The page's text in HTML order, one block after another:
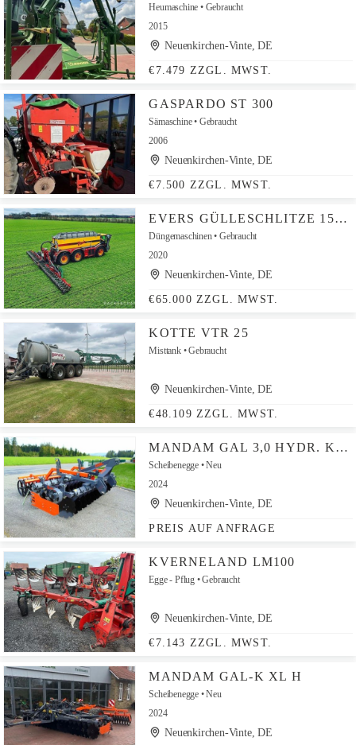
Heumaschine
Gebraucht
2015
Neuenkirchen-Vinte, DE
€7.479 ZZGL. MWST.
GASPARDO ST 300
Sämaschine
Gebraucht
2006
Neuenkirchen-Vinte, DE
€7.500 ZZGL. MWST.
EVERS GÜLLESCHLITZE 15MTR DUODISC 415-15-18.75
Düngemaschinen
Gebraucht
2020
Neuenkirchen-Vinte, DE
€65.000 ZZGL. MWST.
KOTTE VTR 25
Misttank Gebraucht
Neuenkirchen-Vinte, DE
€48.109 ZZGL. MWST.
MANDAM GAL 3,0 HYDR. KLAPPUNG DER RADSCHEIBE UND PLANKE
Scheibenegge
Neu
2024
Neuenkirchen-Vinte, DE
PREIS AUF ANFRAGE
KVERNELAND LM100
Egge - Pflug Gebraucht
Neuenkirchen-Vinte, DE
€7.143 ZZGL. MWST.
MANDAM GAL-K XL H
Scheibenegge
Neu
2024
Neuenkirchen-Vinte, DE